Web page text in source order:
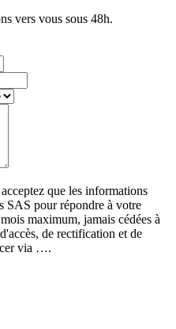
vers vous sous 48h.
que les informations
SAS pour répondre à votre
maximum, jamais cédées à
de rectification et de
via ….